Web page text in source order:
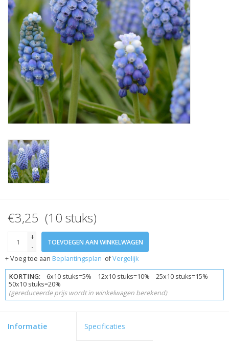
Overige producten
Advies
Onze tuinen!
Sterke Bollen Dagen
Nieuws
€3,25 (10 stuks)
+
-
TOEVOEGEN AAN WINKELWAGEN
+ Voeg toe aan Beplantingsplan ofVergelijk
KORTING: 6x10 stuks=5% 12x10 stuks=10% 25x10 stuks=15%
50x10 stuks=20%
(gereduceerde prijs wordt in winkelwagen berekend)
Informatie Specificaties